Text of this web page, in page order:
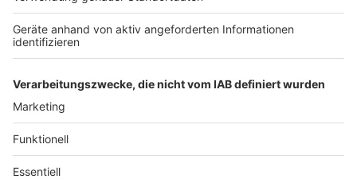
Bundestagswahl: So hat der Rhein-Erft-Kreis
gewählt
Demonstrationen in Brühl und Köln für die Ukraine
Wesseling: Entenfang erhält neue Ausstattung
Anzeige